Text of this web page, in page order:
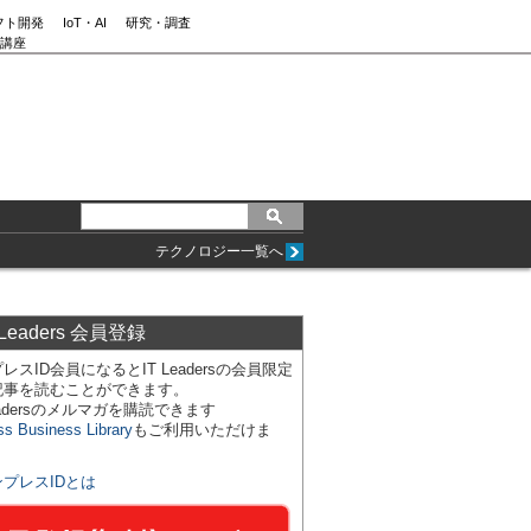
ト開発 IoT・AI
研究・調査
座
テクノロジー一覧へ
会員登録
スID会員になるとIT Leadersの会員限定
を読むことができます。
のメルマガを購読できます
Business Libraryもご利用いただけま
プレスIDとは